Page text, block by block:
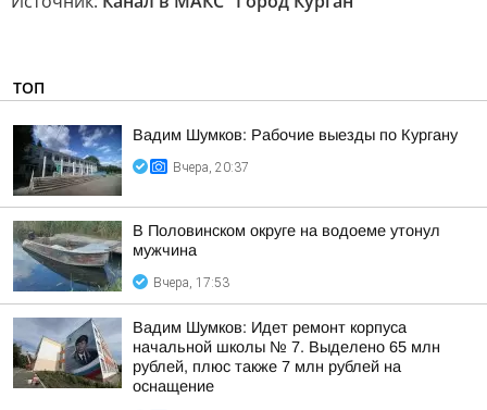
ТОП
Вадим Шумков: Рабочие выезды по Кургану
Вчера, 20:37
В Половинском округе на водоеме утонул
мужчина
Вчера, 17:53
Вадим Шумков: Идет ремонт корпуса
начальной школы № 7. Выделено 65 млн
рублей, плюс также 7 млн рублей на
оснащение